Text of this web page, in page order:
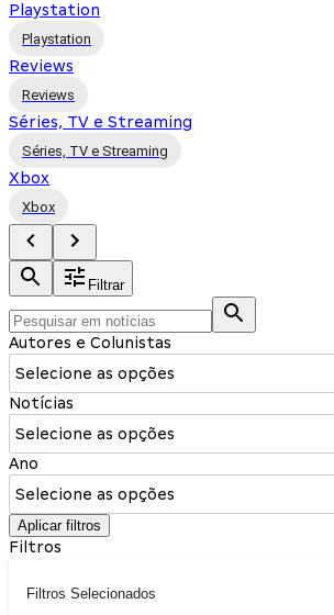
Playstation
Playstation
Reviews
Reviews
Séries, TV e Streaming
Séries, TV e Streaming
Xbox
Xbox
Filtrar
Autores e Colunistas
Selecione as opções
Notícias
Selecione as opções
Ano
Selecione as opções
Aplicar filtros
Filtros
Filtros Selecionados